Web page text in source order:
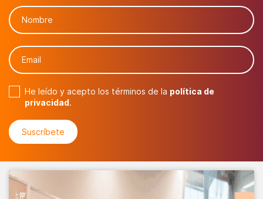
He leído y acepto los términos de la política de
privacidad.